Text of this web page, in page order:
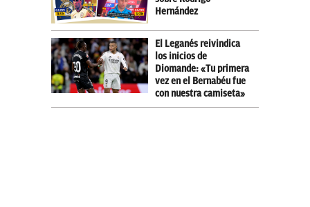
Hernández
El Leganés reivindica
los inicios de
Diomande: «Tu primera
vez en el Bernabéu fue
con nuestra camiseta»